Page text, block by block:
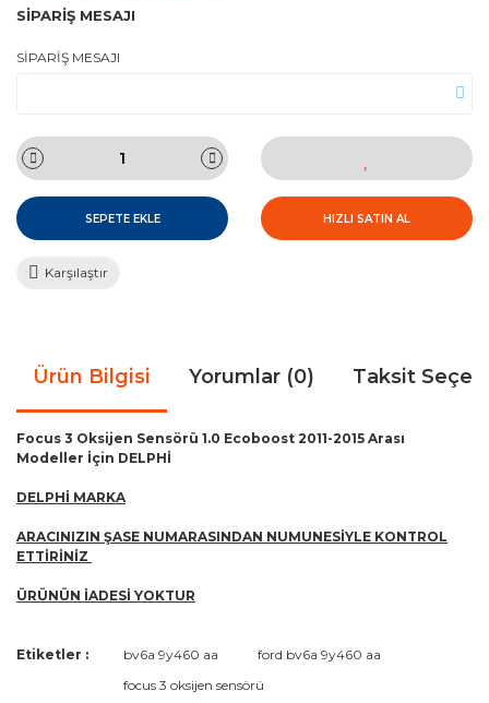
SİPARİŞ MESAJI
SİPARİŞ MESAJI
SEPETE EKLE HIZLI SATIN AL
Karşılaştır
Ürün Bilgisi Yorumlar (0) Taksit
Focus 3 Oksijen Sensörü 1.0 Ecoboost 2011-2015 Arası
Modeller İçin DELPHİ
DELPHİ MARKA
ARACINIZIN ŞASE NUMARASINDAN NUMUNESİYLE KONTROL
ETTİRİNİZ
ÜRÜNÜN İADESİ YOKTUR
Bu ürüne ilk yorumu siz yapın!
Bu ürünün fiyat bilgisi, resim, ürün açıklamalarında ve diğer
kullanarak tarafımıza iletebilirsiniz.
Etiketler : bv6a 9y460 aa
ford bv6a 9y460 aa
focus 3 oksijen sensörü